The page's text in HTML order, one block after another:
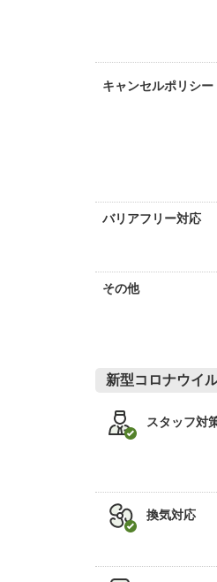
キャンセルポリシー
バリアフリー対応
その他
新型コロナウイ
スタッフ対
換気対応